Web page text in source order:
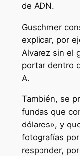
de ADN.
Guschmer
explicar, por
Alvarez sin el
portar dentro
A.
También, se
fundas que
dólares», y
fotografías por
responder,